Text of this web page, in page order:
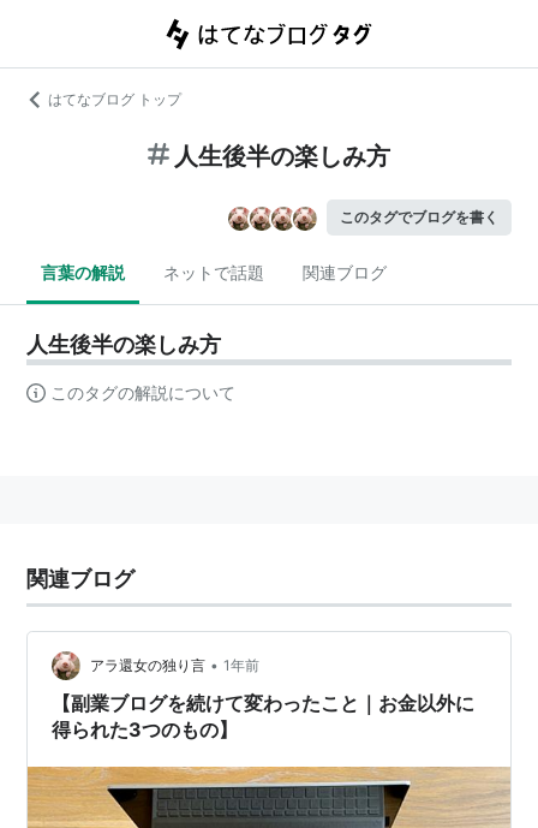
はてなブログ トップ
人生後半の楽しみ方
このタグでブログを書く
言葉の解説 ネットで話題 関連ブログ
人生後半の楽しみ方
このタグの解説について
関連ブログ
アラ還女の独り言 • 1年前
【副業ブログを続けて変わったこと｜お金以外に
得られた3つのもの】